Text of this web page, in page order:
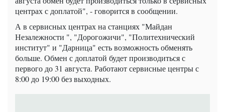
центрах с доплатой", - говорится в сообщении.
А в сервисных центрах на станциях "Майдан
Незалежности ", "Дорогожичи", "Политехнический
институт" и "Дарница" есть возможность обменять
больше. Обмен с доплатой будет производиться с
первого до 31 августа. Работают сервисные центры с
8:00 до 19:00 без выходных.